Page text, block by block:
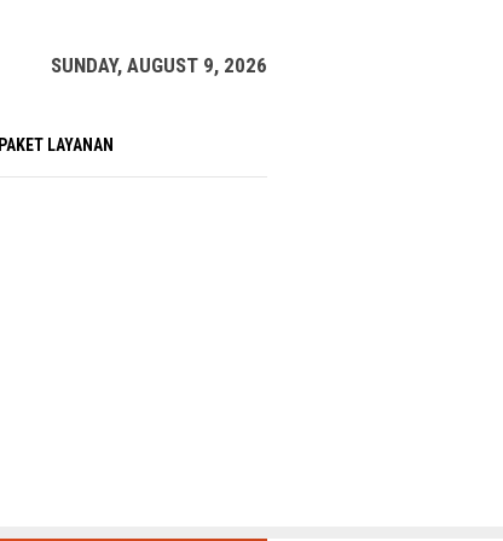
SUNDAY, AUGUST 9, 2026
PAKET LAYANAN